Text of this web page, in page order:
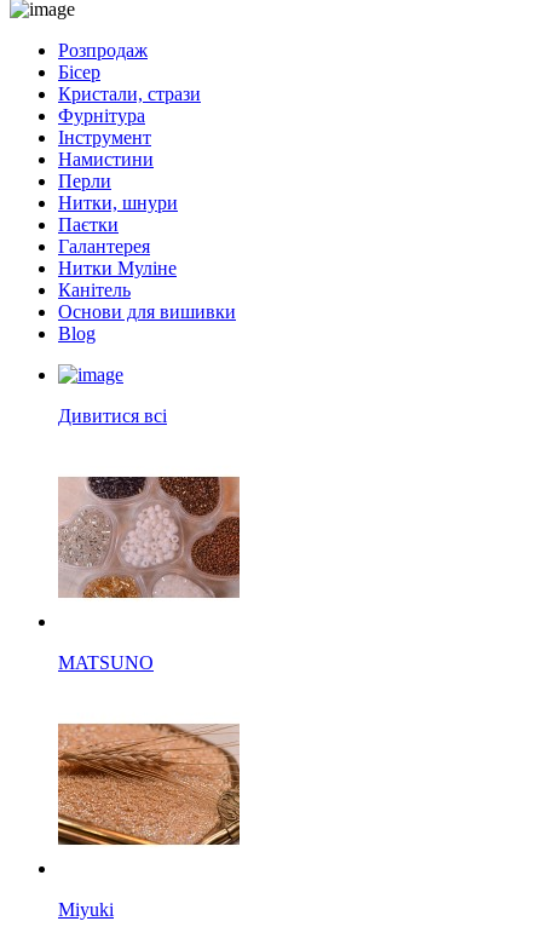
Розпродаж
Бісер
Кристали, стрази
Фурнітура
Інструмент
Намистини
Перли
Нитки, шнури
Паєтки
Галантерея
Нитки Муліне
Канітель
Основи для вишивки
Blog
Дивитися всі
MATSUNO
Miyuki